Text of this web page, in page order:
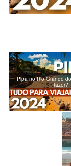
Pipa no Rio Grande
fazer?